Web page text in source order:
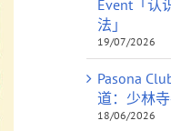
Event「认
法」
19/07/2026
Pasona
道：少林寺
18/06/2026